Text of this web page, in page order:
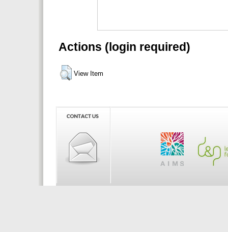
Actions (login required)
View Item